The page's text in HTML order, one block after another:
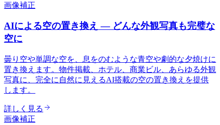
画像補正
AIによる空の置き換え — どんな外観写真も完璧な
空に
曇り空や単調な空を、息をのむような青空や劇的な夕焼けに
置き換えます。物件掲載、ホテル、商業ビル、あらゆる外観
写真に、完全に自然に見えるAI搭載の空の置き換えを提供
します。
詳しく見る
画像補正